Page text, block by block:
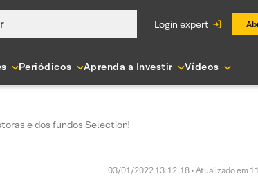
login expert
Periódicos Aprenda a Investir Vídeos
e dos fundos Selection!
03/01/2022 13:12:18 • Atualizado em